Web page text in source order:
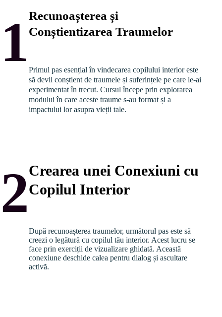
1Recunoașterea și
Conștientizarea Traumelor
Primul pas esențial în vindecarea copilului interior este
să devii conștient de traumele și suferințele pe care le-ai
experimentat în trecut. Cursul începe prin explorarea
modului în care aceste traume s-au format și a
impactului lor asupra vieții tale.
2Crearea unei Conexiuni cu
Copilul Interior
După recunoașterea traumelor, următorul pas este să
creezi o legătură cu copilul tău interior. Acest lucru se
face prin exerciții de vizualizare ghidată. Această
conexiune deschide calea pentru dialog și ascultare
activă.